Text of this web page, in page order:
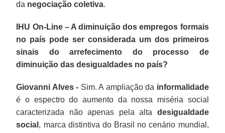
da negociação coletiva.
IHU On-Line – A diminuição dos empregos formais
no país pode ser considerada um dos primeiros
sinais do arrefecimento do processo de
diminuição das desigualdades no país?
Giovanni Alves - Sim. A ampliação da informalidade
é o espectro do aumento da nossa miséria social
caracterizada não apenas pela alta desigualdade
social , marca distintiva do Brasil no cenário mundial,